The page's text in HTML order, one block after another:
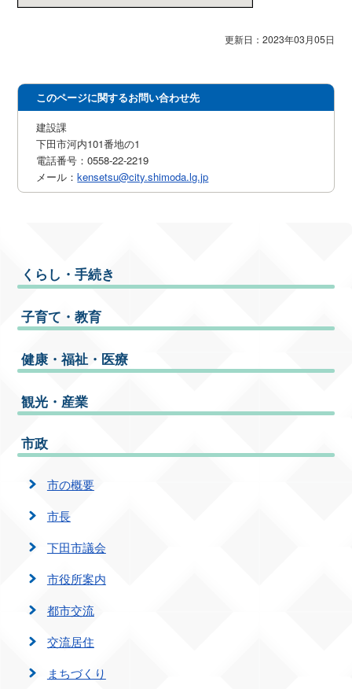
更新日：2023年03月05日
このページに関するお問い合わせ先
建設課
下田市河内101番地の1
電話番号：0558-22-2219
メール：kensetsu@city.shimoda.lg.jp
くらし・手続き
子育て・教育
健康・福祉・医療
観光・産業
市政
市の概要
市長
下田市議会
市役所案内
都市交流
交流居住
まちづくり